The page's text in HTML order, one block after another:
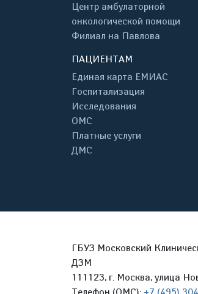
Центр амбулаторной
онкологической помощи
Филиал на Павлова
ПАЦИЕНТАМ
Единая карта ЕМИАС
Госпитализация
Исследования
ОМС
Платные услуги
ДМС
ГБУЗ Московский
ДЗМ
111123, г. Москва, улица